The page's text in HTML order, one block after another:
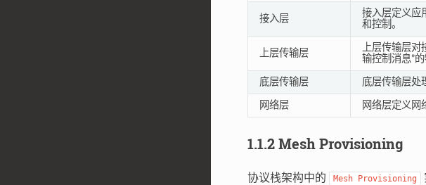
接入层
接入层定义应
和控制。
上层传输层
上层传输层
输控制消息”
底层传输层 底层传输层处
网络层 网络层定义网
1.1.2 Mesh Provisioning
协议栈架构中的 Mesh Provisioning